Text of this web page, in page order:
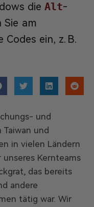
dieAlt-
am
ein, z. B.
und
und
in vielen Ländern
Kernteams
das bereits
andere
tätig war. Wir